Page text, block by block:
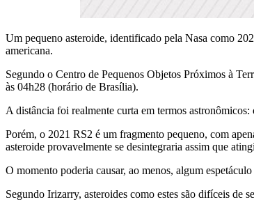
Um pequeno asteroide, identificado pela Nasa como
americana.
Segundo o Centro de Pequenos Objetos Próximos à
às 04h28 (horário de Brasília).
A distância foi realmente curta em termos
Porém, o 2021 RS2 é um fragmento pequeno, com
asteroide provavelmente se desintegraria assim que
O momento poderia causar, ao menos, algum
Segundo Irizarry, asteroides como estes são difíceis de